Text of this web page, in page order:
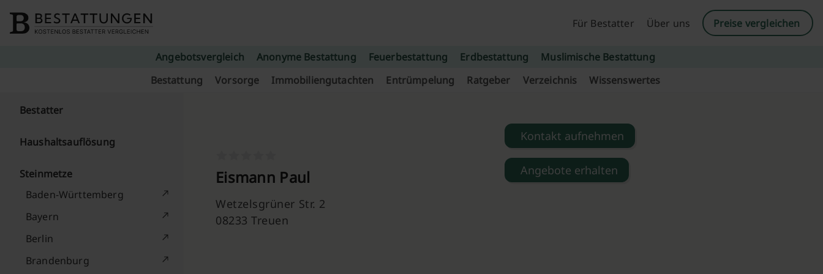
Für Bestatter
Über uns Preise vergleichen
Angebotsvergleich Anonyme Bestattung Feuerbestattung Erdbestattung
Muslimische Bestattung
Bestattung
Vorsorge Immobiliengutachten Entrümpelung Ratgeber Verzeichnis Wissenswertes
Bestatter
Haushaltsauflösung
Steinmetze
Baden-Württemberg
Bayern
Berlin
Brandenburg
Eismann Paul
Wetzelsgrüner Str. 2
08233 Treuen
Kontakt aufnehmen
Angebote erhalten